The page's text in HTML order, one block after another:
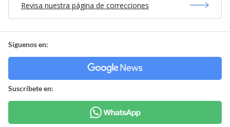
Revisa nuestra página de correcciones
Síguenos en:
Suscríbete en: